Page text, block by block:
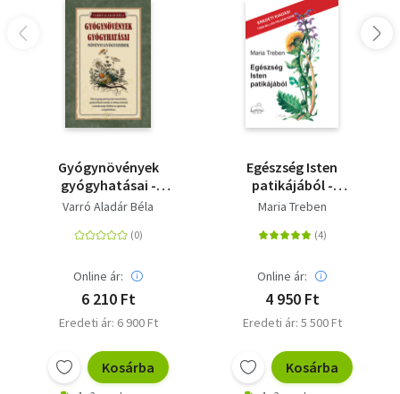
Gyógynövények
gyógyhatásai -
Növényi gyógyszerek
Varró Aladár Béla
Online ár:
6 210 Ft
Eredeti ár: 6 900 Ft
Kosárba
Egészség Isten
patikájából -
Tapasztalatok
tanácsok
Maria Treben
Online ár:
4 950 Ft
Eredeti ár: 5 500 Ft
Kosárba